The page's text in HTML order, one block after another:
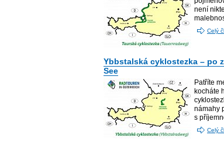
není
Celý
Ybbstalská cyklostezka – po
See
Patříte
kocháte
námahy
s
Celý